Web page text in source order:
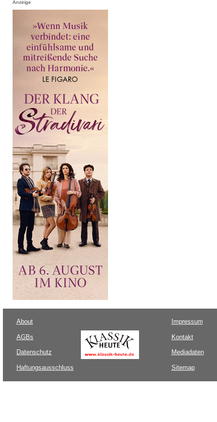
Anzeige
About
AGBs
Datenschutz
Haftungsausschluss
Impressum
Kontakt
Mediadaten
Sitemap